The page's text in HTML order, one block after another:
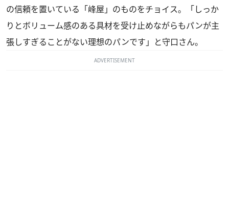
の信頼を置いている「峰屋」のものをチョイス。「しっか
りとボリューム感のある具材を受け止めながらもパンが主
張しすぎることがない理想のパンです」と守口さん。
ADVERTISEMENT